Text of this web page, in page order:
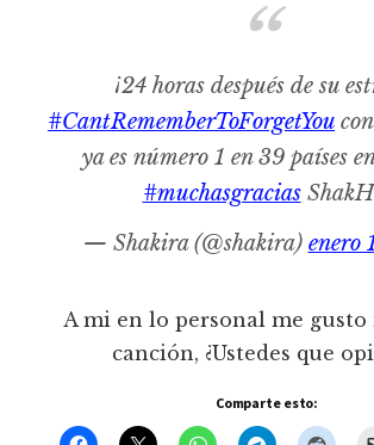
¡24 horas después de su
#CantRememberToForgetYou con
ya es número 1 en 39 países
#muchasgracias
— Shakira (@shakira) enero
A mi en lo personal me gusto
canción, ¿Ustedes que
Comparte esto: